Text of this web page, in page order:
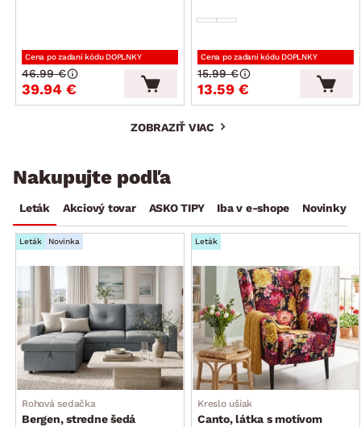
Cena po zadaní kódu DOPLNKY
39.94 €
46.99 €
Cena po zadaní kódu DOPLNKY
13.59 €
15.99 €
ZOBRAZIŤ VIAC
Nakupujte podľa
Leták Akciový tovar ASKO TIPY Iba v e-shope Novinky
Leták Novinka
Rohová sedačka
Bergen, stredne šedá
Leták
Kreslo ušiak
Canto, látka s motívom